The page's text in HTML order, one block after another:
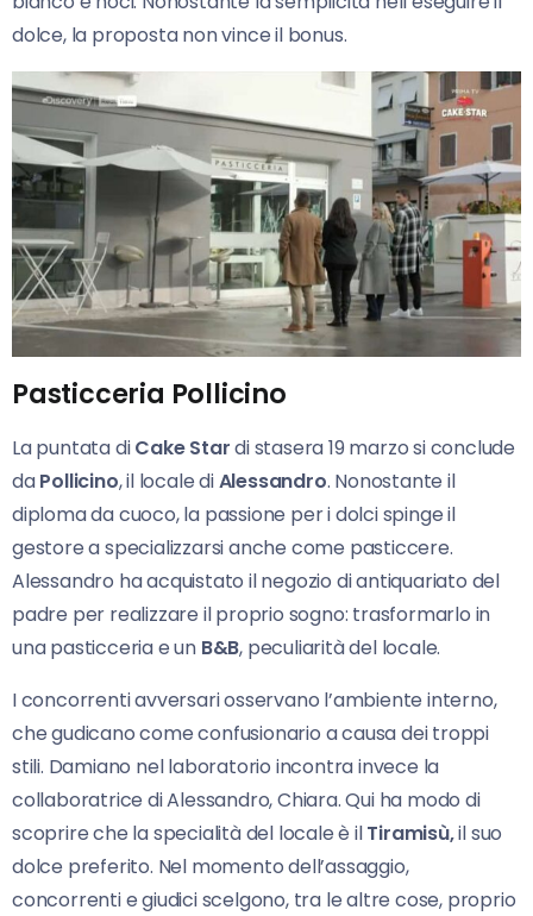
dolce, la proposta non vince il bonus.
Pasticceria Pollicino
La puntata diCake Stardi stasera 19 marzo si conclude
daPollicino, il locale diAlessandro. Nonostante il
diploma da cuoco, la passione per i dolci spinge il
gestore a specializzarsi anche come pasticcere.
Alessandro ha acquistato il negozio di antiquariato del
padre per realizzare il proprio sogno: trasformarlo in
una pasticceria e un B&B, peculiarità del locale.
I concorrenti avversari osservano l’ambiente interno,
che gudicano come confusionario a causa dei troppi
stili. Damiano nel laboratorio incontra invece la
collaboratrice di Alessandro, Chiara. Qui ha modo di
scoprire che la specialità del locale è ilTiramisù,il suo
dolce preferito. Nel momento dell’assaggio,
concorrenti e giudici scelgono, tra le altre cose, proprio